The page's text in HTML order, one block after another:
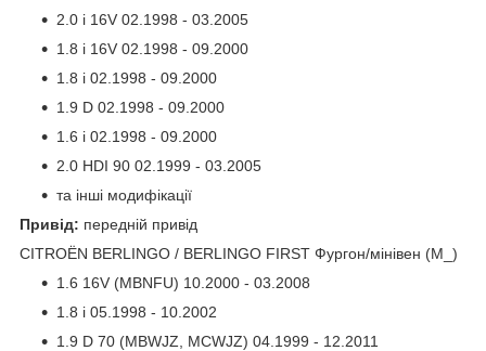
2.0 i 16V 02.1998 - 03.2005
1.8 i 16V 02.1998 - 09.2000
1.8 i 02.1998 - 09.2000
1.9 D 02.1998 - 09.2000
1.6 i 02.1998 - 09.2000
2.0 HDI 90 02.1999 - 03.2005
та інші модифікації
Привід: передній привід
CITROËN BERLINGO / BERLINGO FIRST Фургон/мінівен (M_)
1.6 16V (MBNFU) 10.2000 - 03.2008
1.8 i 05.1998 - 10.2002
1.9 D 70 (MBWJZ, MCWJZ) 04.1999 - 12.2011